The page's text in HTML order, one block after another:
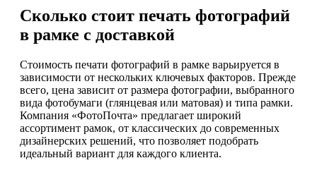
Сколько стоит печать фотографий
в рамке с доставкой
Стоимость печати фотографий в рамке варьируется в
зависимости от нескольких ключевых факторов. Прежде
всего, цена зависит от размера фотографии, выбранного
вида фотобумаги (глянцевая или матовая) и типа рамки.
Компания «ФотоПочта» предлагает широкий
ассортимент рамок, от классических до современных
дизайнерских решений, что позволяет подобрать
идеальный вариант для каждого клиента.